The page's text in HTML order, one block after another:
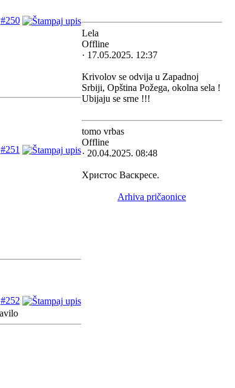
#250
#251
#252
Lela
Offline
· 17.05.2025. 12:37
Krivolov se odvija u Zapadnoj
Srbiji, Opština Požega, okolna sela !
Ubijaju se srne !!!
tomo vrbas
Offline
· 20.04.2025. 08:48
Христос Васкресе.
Arhiva pričaonice